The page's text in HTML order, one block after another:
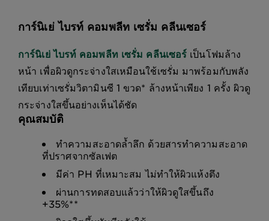
การ์นิเย่ ไบรท์ คอมพลีท เซรั่ม คลีนเซอร์
การ์นิเย่ ไบรท์ คอมพลีท เซรั่ม คลีนเซอร์ เป็นโฟมล้าง
หน้า เพื่อผิวดูกระจ่างใสเหมือนใช้เซรั่ม มาพร้อมกับพลัง
เทียบเท่าเซรั่มวิตามินซี 1 ขวด* ล้างหน้าเพียง 1 ครั้ง ผิวดู
กระจ่างใสขึ้นอย่างเห็นได้ชัด
คุณสมบัติ
ทำความสะอาดล้ำลึก ด้วยสารทำความสะอาด
ที่ปราศจากซัลเฟต
มีค่า PH ที่เหมาะสม ไม่ทำให้ผิวแห้งตึง
ผ่านการทดสอบแล้วว่าให้ผิวดูใสขึ้นถึง
+35%**